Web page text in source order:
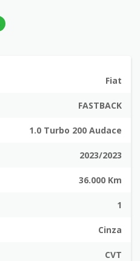
Fiat
FASTBACK
1.0 Turbo 200 Audace
2023/2023
36.000 Km
1
Cinza
CVT